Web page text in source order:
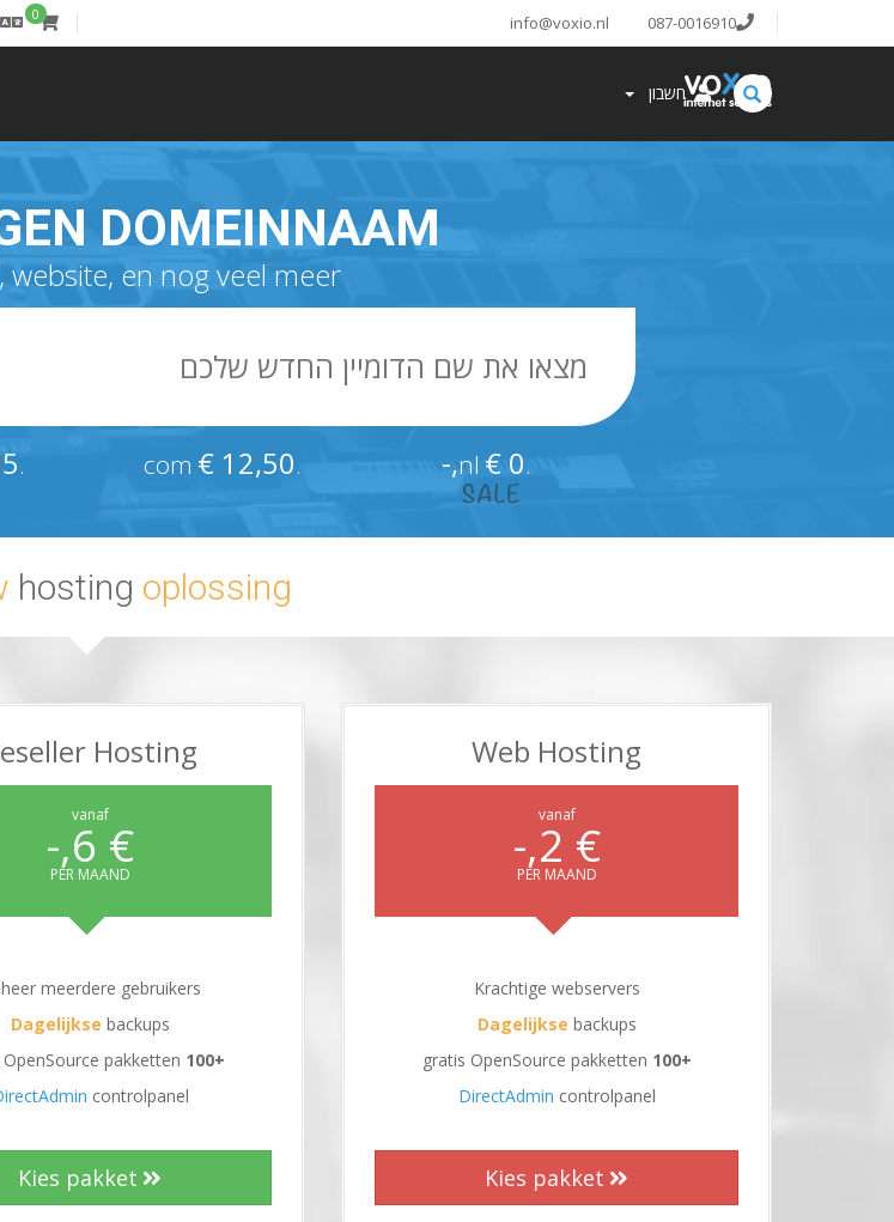
087-0016910
info@voxio.nl
0
חשבון
DOMEINNAAM
en nog veel meer ...
.nl
€ 0,-
.com
€ 12,50
.be
hosting oplossing
Web Hosting
vanaf€ 2,-
PER MAAND
Krachtige webservers
Dagelijkse backups
+100
DirectAdmin controlpanel
Kies pakket
Hosting
vanaf€ 6,-
PER MAAND
meerdere gebruikers
Dagelijkse backups
+100
controlpanel
Kies pakket